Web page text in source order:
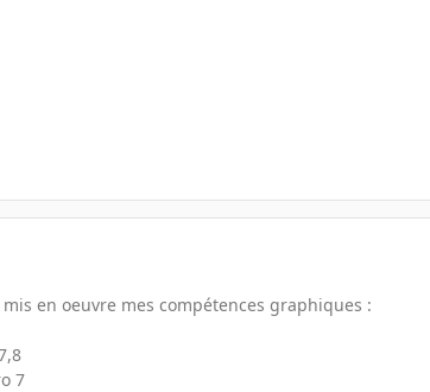
en oeuvre mes compétences graphiques :
7